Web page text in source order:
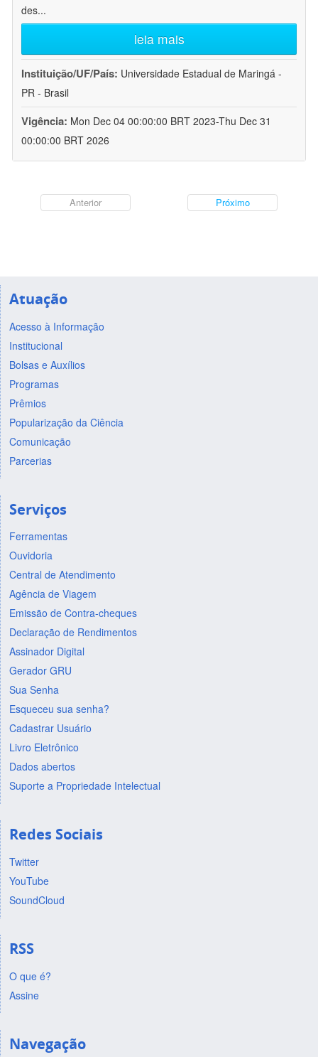
des...
leia mais
Instituição/UF/País: Universidade Estadual de Maringá -
PR - Brasil
Vigência: Mon Dec 04 00:00:00 BRT 2023-Thu Dec 31
00:00:00 BRT 2026
Anterior Próximo
Atuação
Acesso à Informação
Institucional
Bolsas e Auxílios
Programas
Prêmios
Popularização da Ciência
Comunicação
Parcerias
Serviços
Ferramentas
Ouvidoria
Central de Atendimento
Agência de Viagem
Emissão de Contra-cheques
Declaração de Rendimentos
Assinador Digital
Gerador GRU
Sua Senha
Esqueceu sua senha?
Cadastrar Usuário
Livro Eletrônico
Dados abertos
Suporte a Propriedade Intelectual
Redes Sociais
Twitter
YouTube
SoundCloud
RSS
O que é?
Assine
Navegação